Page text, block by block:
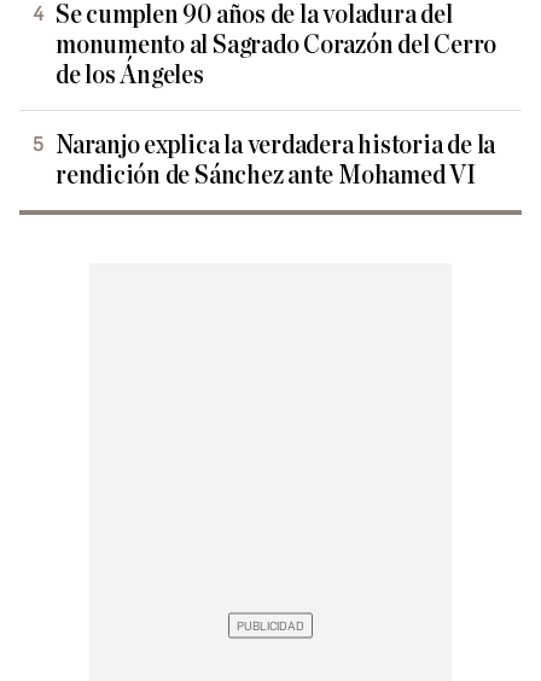
Se cumplen 90 años de la voladura del
monumento al Sagrado Corazón del Cerro
de los Ángeles
Naranjo explica la verdadera historia de la
rendición de Sánchez ante Mohamed VI